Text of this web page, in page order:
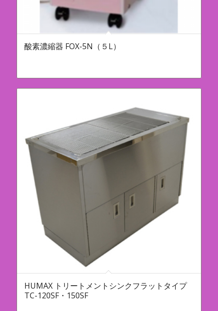
酸素濃縮器 FOX-5N（５L）
HUMAX トリートメントシンクフラットタイプ
TC-120SF・150SF